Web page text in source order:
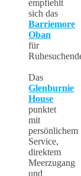
empfiehlt
sich das
Barriemore
Oban
für
Das
Glenburnie
House
punktet
mit
persönlichem
Service,
direktem
Meerzugang
und